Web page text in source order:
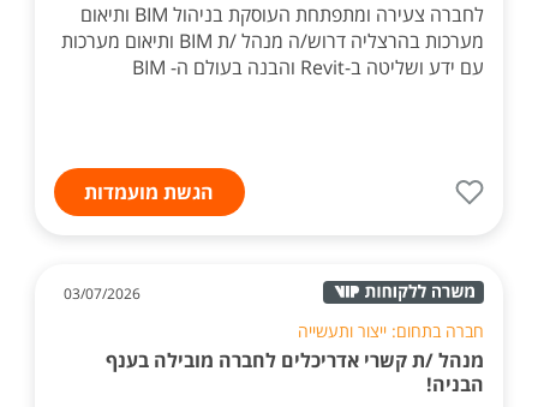
לחברה צעירה ומתפתחת העוסקת בניהול BIM ותיאום
מערכות בהרצליה דרוש/ה מנהל /ת BIM ותיאום מערכות
עם ידע ושליטה ב-Revit והבנה בעולם ה- BIM
הגשת מועמדות
03/07/2026
חברה בתחום: ייצור ותעשייה
מנהל /ת קשרי אדריכלים לחברה מובילה בענף
הבניה!